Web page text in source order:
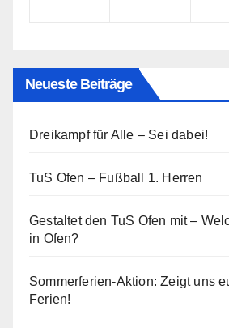
Neueste Beiträge
Dreikampf für Alle – Sei dabei!
TuS Ofen – Fußball 1. Herren
Gestaltet den TuS Ofen mit –
in Ofen?
Sommerferien-Aktion: Zeigt uns
Ferien!